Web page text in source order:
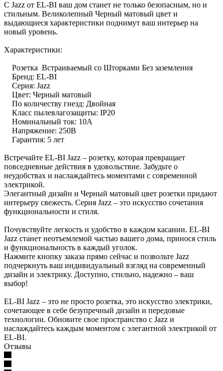
С Jazz от EL-BI ваш дом станет не только безопасным, но и
стильным. Великолепный Черный матовый цвет и
выдающиеся характеристики поднимут ваш интерьер на
новый уровень.
Характеристики:
Розетка Встраиваемый со Шторками Без заземления
Бренд: EL-BI
Серия: Jazz
Цвет: Черный матовый
По количеству гнезд: Двойная
Класс пылевлагозащиты: IP20
Номинальный ток: 10А
Напряжение: 250В
Гарантия: 5 лет
Встречайте EL-BI Jazz – розетку, которая превращает
повседневные действия в удовольствие. Забудьте о
неудобствах и наслаждайтесь моментами с современной
электрикой.
Элегантный дизайн и Черный матовый цвет розетки придают
интерьеру свежесть. Серия Jazz – это искусство сочетания
функциональности и стиля.
Почувствуйте легкость и удобство в каждом касании. EL-BI
Jazz станет неотъемлемой частью вашего дома, принося стиль
и функциональность в каждый уголок.
Нажмите кнопку заказа прямо сейчас и позвольте Jazz
подчеркнуть ваш индивидуальный взгляд на современный
дизайн и электрику. Доступно, стильно, надежно – ваш
выбор!
EL-BI Jazz – это не просто розетка, это искусство электрики,
сочетающее в себе безупречный дизайн и передовые
технологии. Обновите свое пространство с Jazz и
наслаждайтесь каждым моментом с элегантной электрикой от
EL-BI.
Отзывы